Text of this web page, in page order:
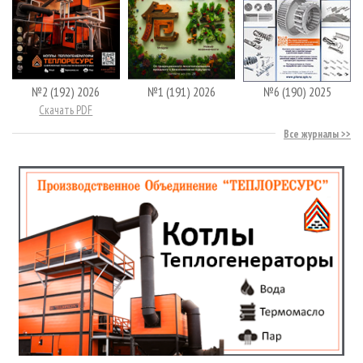
№2 (192) 2026
Скачать PDF
№1 (191) 2026 №6 (190) 2025
Все журналы